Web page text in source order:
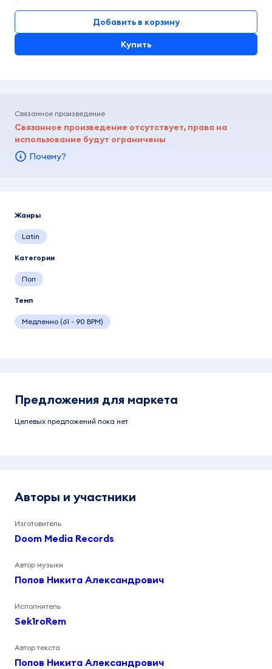
Добавить в корзину
Купить
Связанное произведение
Связанное произведение отсутствует, права на
использование будут ограничены
Почему?
Жанры
Latin
Категории
Поп
Темп
Медленно (61 - 90 BPM)
Предложения для маркета
Целевых предложений пока нет
Авторы и участники
Изготовитель
Doom Media Records
Автор музыки
Попов Никита Александрович
Исполнитель
Sek1roRem
Автор текста
Попов Никита Александрович